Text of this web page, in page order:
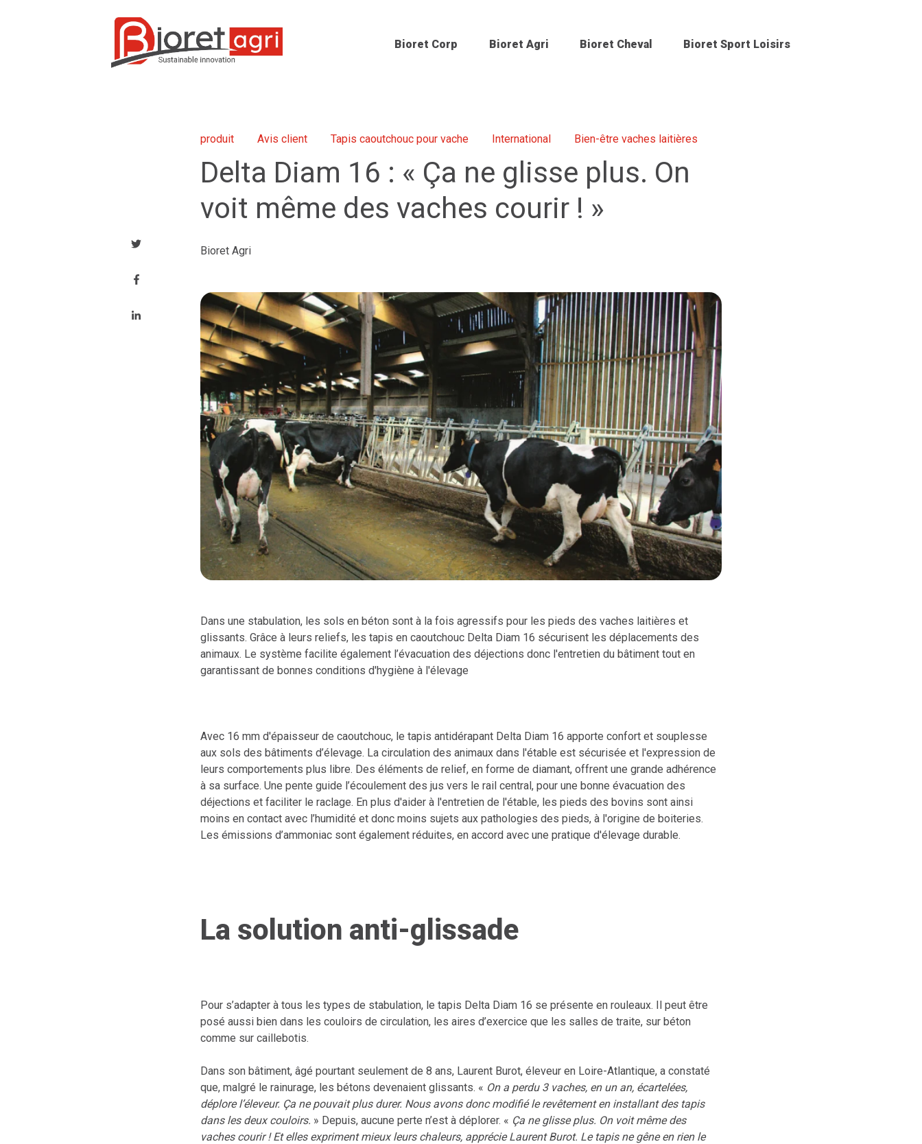
Bioret Corp Bioret Agri Bioret Cheval Bioret Sport Loisirs
produit Avis client Tapis caoutchouc pour vache International Bien-être vaches laitières
Delta Diam 16 : « Ça ne glisse plus. On
voit même des vaches courir ! »
Bioret Agri
Dans une stabulation, les sols en béton sont à la fois agressifs pour les pieds des vaches laitières et
glissants. Grâce à leurs reliefs, les tapis en caoutchouc Delta Diam 16 sécurisent les déplacements des
animaux. Le système facilite également l’évacuation des déjections donc l'entretien du bâtiment tout en
garantissant de bonnes conditions d'hygiène à l'élevage
Avec 16 mm d'épaisseur de caoutchouc, le tapis antidérapant Delta Diam 16 apporte confort et souplesse
aux sols des bâtiments d’élevage. La circulation des animaux dans l'étable est sécurisée et l'expression de
leurs comportements plus libre. Des éléments de relief, en forme de diamant, offrent une grande adhérence
à sa surface. Une pente guide l’écoulement des jus vers le rail central, pour une bonne évacuation des
déjections et faciliter le raclage. En plus d'aider à l'entretien de l'étable, les pieds des bovins sont ainsi
moins en contact avec l’humidité et donc moins sujets aux pathologies des pieds, à l'origine de boiteries.
Les émissions d’ammoniac sont également réduites, en accord avec une pratique d'élevage durable.
La solution anti-glissade
Pour s’adapter à tous les types de stabulation, le tapis Delta Diam 16 se présente en rouleaux. Il peut être
posé aussi bien dans les couloirs de circulation, les aires d’exercice que les salles de traite, sur béton
comme sur caillebotis.
Dans son bâtiment, âgé pourtant seulement de 8 ans, Laurent Burot, éleveur en Loire-Atlantique, a constaté
que, malgré le rainurage, les bétons devenaient glissants. « On a perdu 3 vaches, en un an, écartelées,
déplore l’éleveur. Ça ne pouvait plus durer. Nous avons donc modifié le revêtement en installant des tapis
dans les deux couloirs. » Depuis, aucune perte n’est à déplorer. « Ça ne glisse plus. On voit même des
vaches courir ! Et elles expriment mieux leurs chaleurs, apprécie Laurent Burot. Le tapis ne gêne en rien le